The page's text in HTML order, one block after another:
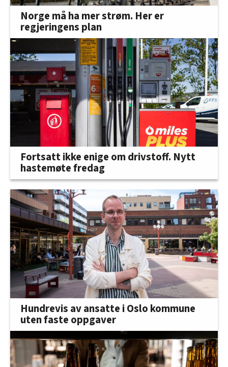
Norge må ha mer strøm. Her er
regjeringens plan
Fortsatt ikke enige om drivstoff. Nytt
hastemøte fredag
Hundrevis av ansatte i Oslo kommune
uten faste oppgaver